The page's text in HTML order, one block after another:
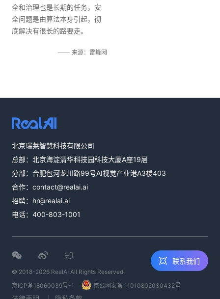
全和治理也是长期的任务，安
全问题是由算法本身引起，彻
底解决有很长的路要走。
来源：雷峰网
北京瑞莱智慧科技有限公司
总部：北京海淀清华科技园科技大厦A座19层
分部：合肥包河龙川路99号AI视觉产业港A3楼403
合作： contact@realai.ai
招聘： hr@realai.ai
电话： 400-803-1001
© 2018-2026 RealAI All Rights Reserved.
京ICP备18060039号-1
京公网安备 11010802030432号
联系我们
邮件咨询
contact@realai.ai